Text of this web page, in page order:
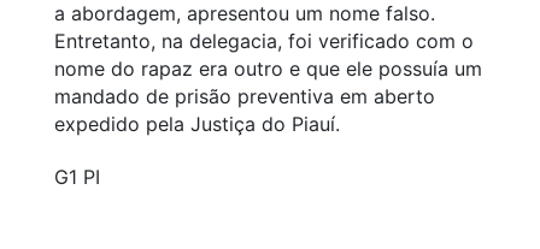
a abordagem, apresentou um nome falso.
Entretanto, na delegacia, foi verificado com o
nome do rapaz era outro e que ele possuía um
mandado de prisão preventiva em aberto
expedido pela Justiça do Piauí.
G1 PI